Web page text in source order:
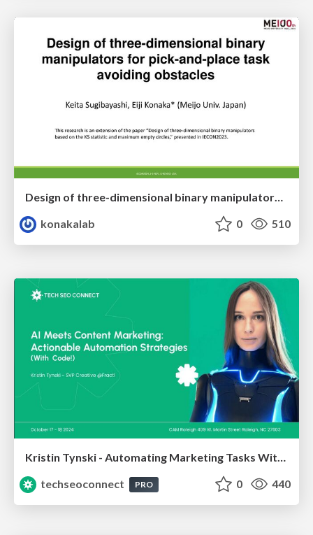
Design of three-dimensional binary manipulators for pick-and-place task avoiding obstacles (IECON2024)
konakalab
0 510
Kristin Tynski - Automating Marketing Tasks With AI
techseoconnect
PRO 0 440